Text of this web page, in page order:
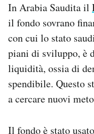
AREA PERSONALE
Area Personale
Newsletter
Notifiche mobile
Regala il Post
Hai bisogno di
In Arabia Saudita il
il fondo sovrano
con cui lo stato
piani di sviluppo, è
liquidità, ossia di
spendibile. Questo
a cercare nuovi
Il fondo è stato